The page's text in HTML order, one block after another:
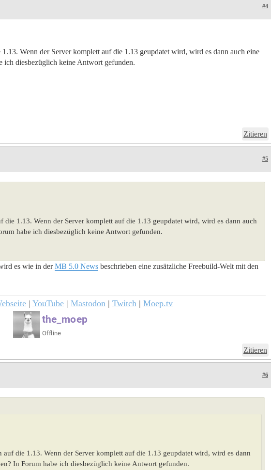
#4
Wenn der Server komplett auf die 1.13 geupdatet wird, wird es dann auch eine
ich diesbezüglich keine Antwort gefunden.
Zitieren
#5
die 1.13. Wenn der Server komplett auf die 1.13 geupdatet wird, wird es dann auch
habe ich diesbezüglich keine Antwort gefunden.
es wie in derMB 5.0 News beschrieben eine zusätzliche Freebuild-Welt mit den
| YouTube | Mastodon | Twitch | Moep.tv
Zitieren
#6
auf die 1.13. Wenn der Server komplett auf die 1.13 geupdatet wird, wird es dann
In Forum habe ich diesbezüglich keine Antwort gefunden.